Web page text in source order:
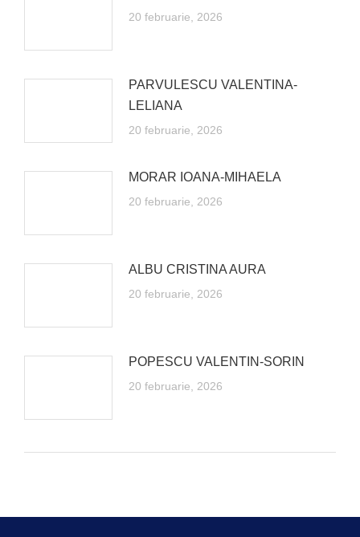
20 februarie, 2026
PARVULESCU VALENTINA-
LELIANA
20 februarie, 2026
MORAR IOANA-MIHAELA
20 februarie, 2026
ALBU CRISTINA AURA
20 februarie, 2026
POPESCU VALENTIN-SORIN
20 februarie, 2026